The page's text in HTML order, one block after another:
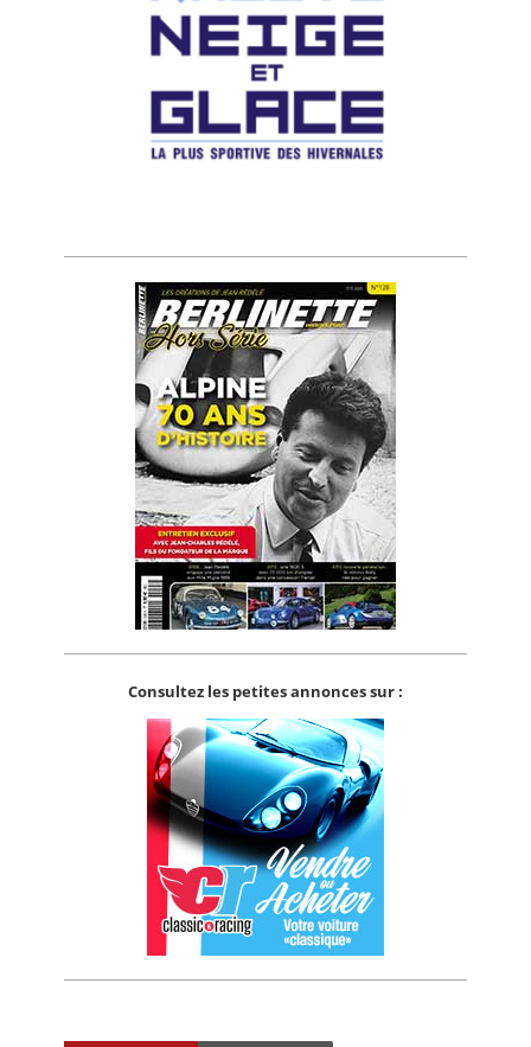
Consultez les petites annonces sur :